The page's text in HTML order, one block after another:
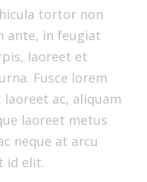
tortor non
ante, in feugiat
laoreet et
Fusce lorem
ac, aliquam
laoreet metus
neque at arcu
id elit.